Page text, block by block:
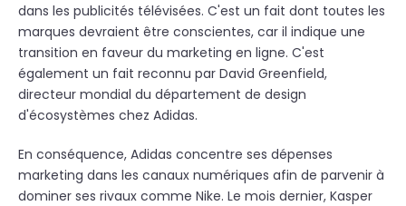
dans les publicités télévisées. C'est un fait dont toutes les
marques devraient être conscientes, car il indique une
transition en faveur du marketing en ligne. C'est
également un fait reconnu par David Greenfield,
directeur mondial du département de design
d'écosystèmes chez Adidas.
En conséquence, Adidas concentre ses dépenses
marketing dans les canaux numériques afin de parvenir à
dominer ses rivaux comme Nike. Le mois dernier, Kasper